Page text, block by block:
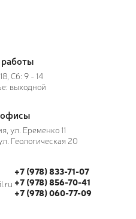
Сб: 9 - 14
выходной
ул. Еременко 11
Геологическая 20
+7 (978) 833-71-07
+7 (978) 856-70-41
+7 (978) 060-77-09